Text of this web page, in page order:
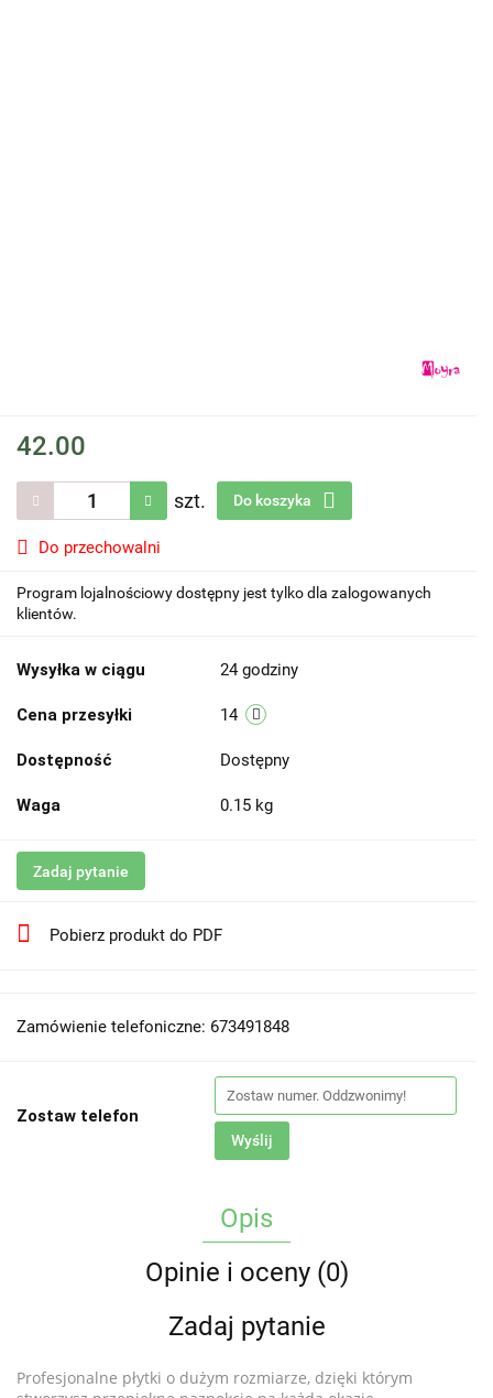
42.00
szt. Do koszyka
Do przechowalni
Program lojalnościowy dostępny jest tylko dla zalogowanych
klientów.
Wysyłka w ciągu 24 godziny
Cena przesyłki 14
Dostępność Dostępny
Waga 0.15 kg
Zadaj pytanie
Pobierz produkt do PDF
Zamówienie telefoniczne: 673491848
Zostaw telefon
Wyślij
Opis
Opinie i oceny (0)
Zadaj pytanie
Profesjonalne płytki o dużym rozmiarze, dzięki którym